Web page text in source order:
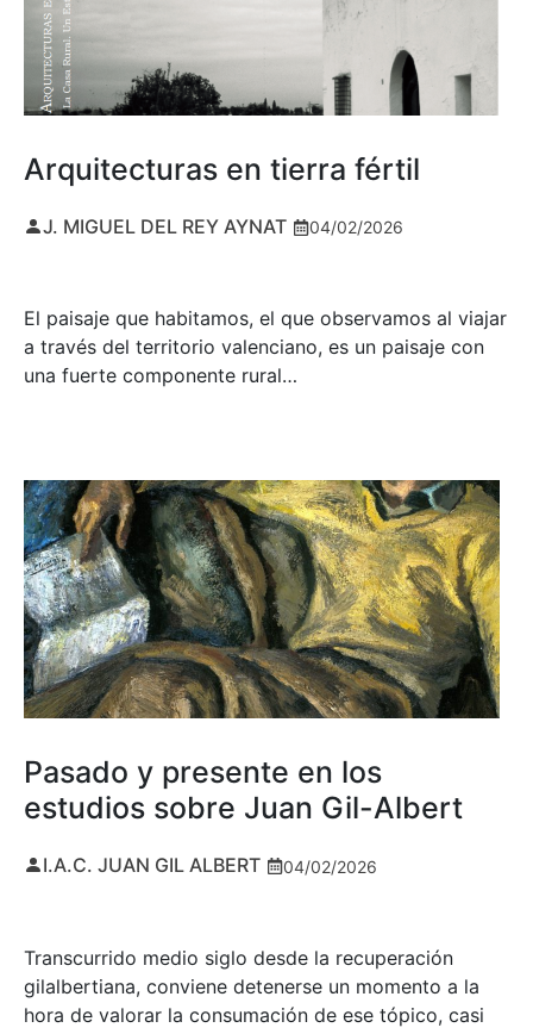
Arquitecturas en tierra fértil
J. MIGUEL DEL REY AYNAT 04/02/2026
El paisaje que habitamos, el que observamos al viajar
a través del territorio valenciano, es un paisaje con
una fuerte componente rural…
Pasado y presente en los
estudios sobre Juan Gil-Albert
I.A.C. JUAN GIL ALBERT 04/02/2026
Transcurrido medio siglo desde la recuperación
gilalbertiana, conviene detenerse un momento a la
hora de valorar la consumación de ese tópico, casi